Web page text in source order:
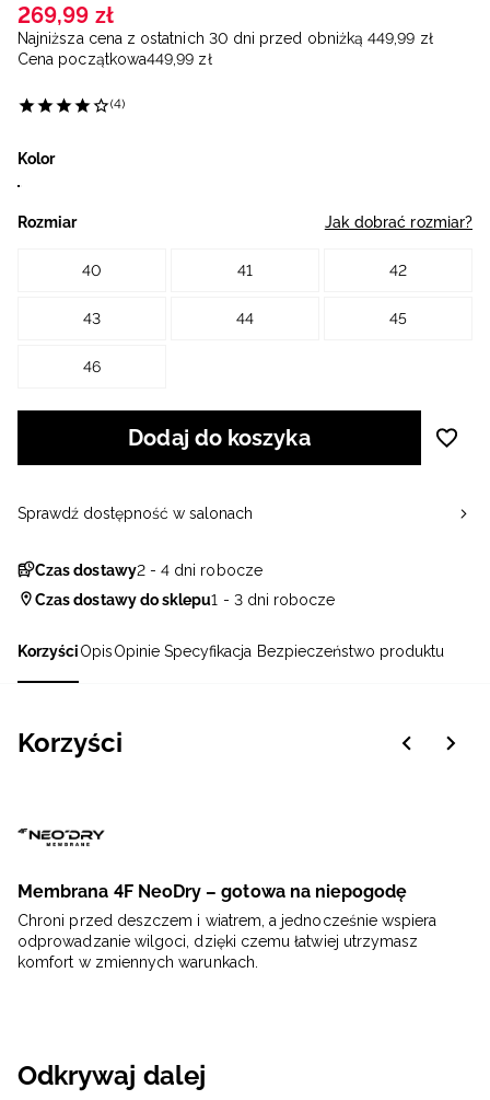
KorzyściOpisOpinie Specyfikacja Bezpieczeństwo produktu
Korzyści
Membrana 4F NeoDry – gotowa na niepogodę
Chroni przed deszczem i wiatrem, a jednocześnie wspiera
odprowadzanie wilgoci, dzięki czemu łatwiej utrzymasz
komfort w zmiennych warunkach.
269,99 zł
Najniższa cena z ostatnich 30 dni przed obniżką 449,99 zł
Cena początkowa449,99 zł
(4)
Kolor
Rozmiar Jak dobrać rozmiar?
40 41 42
43 44 45
46
Dodaj do koszyka
Czas dostawy2 - 4 dni robocze
Czas dostawy do sklepu1 - 3 dni robocze
Sprawdź dostępność w salonach
Odkrywaj dalej